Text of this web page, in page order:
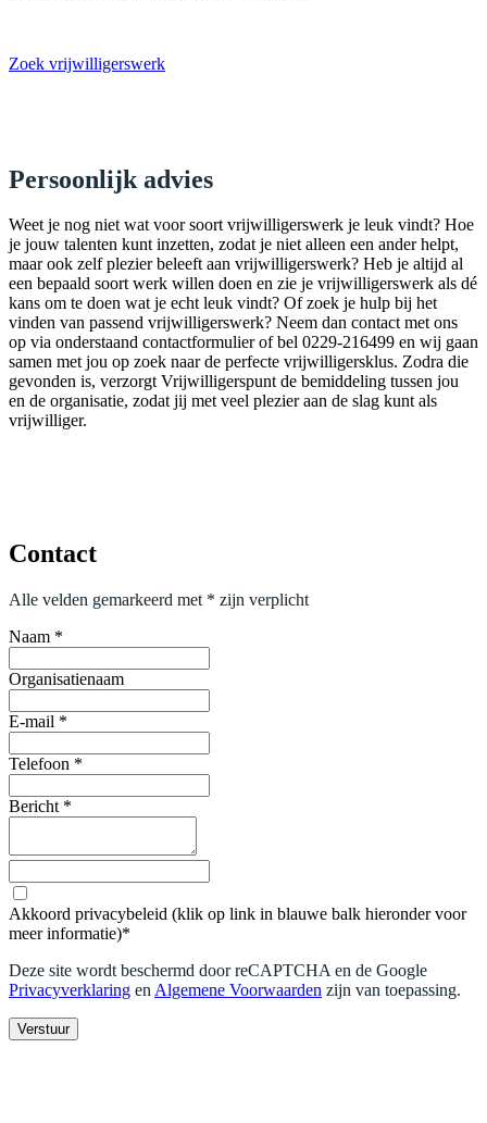
Zoek vrijwilligerswerk
Persoonlijk advies
Weet je nog niet wat voor soort vrijwilligerswerk je leuk vindt? Hoe
je jouw talenten kunt inzetten, zodat je niet alleen een ander helpt,
maar ook zelf plezier beleeft aan vrijwilligerswerk? Heb je altijd al
een bepaald soort werk willen doen en zie je vrijwilligerswerk als dé
kans om te doen wat je echt leuk vindt? Of zoek je hulp bij het
vinden van passend vrijwilligerswerk? Neem dan contact met ons
op via onderstaand contactformulier of bel 0229-216499 en wij gaan
samen met jou op zoek naar de perfecte vrijwilligersklus. Zodra die
gevonden is, verzorgt Vrijwilligerspunt de bemiddeling tussen jou
en de organisatie, zodat jij met veel plezier aan de slag kunt als
vrijwilliger.
Contact
Alle velden gemarkeerd met * zijn verplicht
Naam *
Organisatienaam
E-mail *
Telefoon *
Bericht *
Akkoord privacybeleid (klik op link in blauwe balk hieronder voor
meer informatie)*
Deze site wordt beschermd door reCAPTCHA en de Google
Privacyverklaring en Algemene Voorwaarden zijn van toepassing.
Verstuur